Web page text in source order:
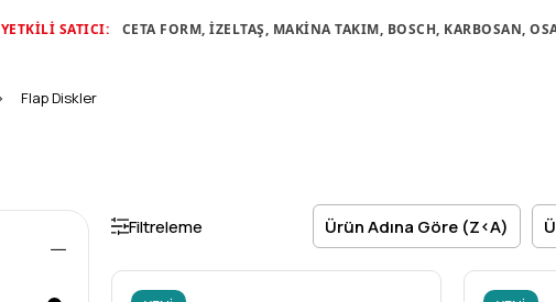
YETKİLİ SATICI: CETA FORM, İZELTAŞ, MAKİNA TAKIM, BOSCH, KARBOSAN,
Flap Diskler
Ürün Adına Göre (Z<A)
Filtreleme